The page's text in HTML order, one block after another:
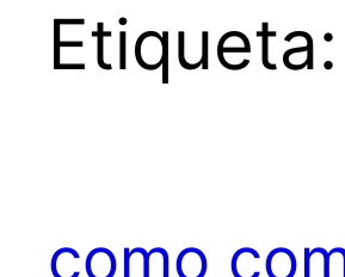
Etiqueta:
como